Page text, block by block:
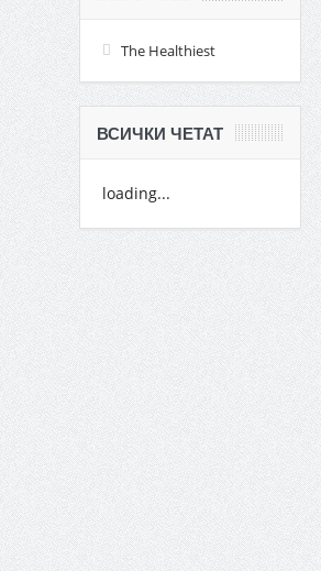
The Healthiest
ВСИЧКИ ЧЕТАТ
loading...